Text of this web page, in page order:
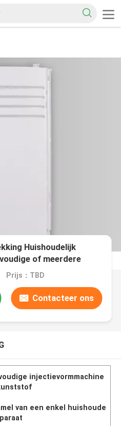
Huishoudelijk
of meerdere
te koop
Prijs：TBD
Contacteer ons
injectievormmachine
van een enkel huishoude